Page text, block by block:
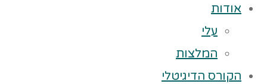
אודות
עלי
המלצות
הקורס הדיגיטלי